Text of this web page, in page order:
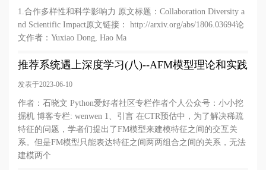
1.合作多样性和科学影响力 原文标题：Collaboration Diversity a
nd Scientific Impact原文链接： http://arxiv.org/abs/1806.03694论
文作者：Yuxiao Dong, Hao Ma
推荐系统遇上深度学习(八)--AFM模型理论和实践
发表于2023-06-10
作者：石晓文 Python爱好者社区专栏作者个人公众号：小小挖
掘机 博客专栏: wenwen 1、引言 在CTR预估中，为了解决稀疏
特征的问题，学者们提出了FM模型来建模特征之间的交互关
系。但是FM模型只能表达特征之间两两组合之间的关系，无法
建模两个